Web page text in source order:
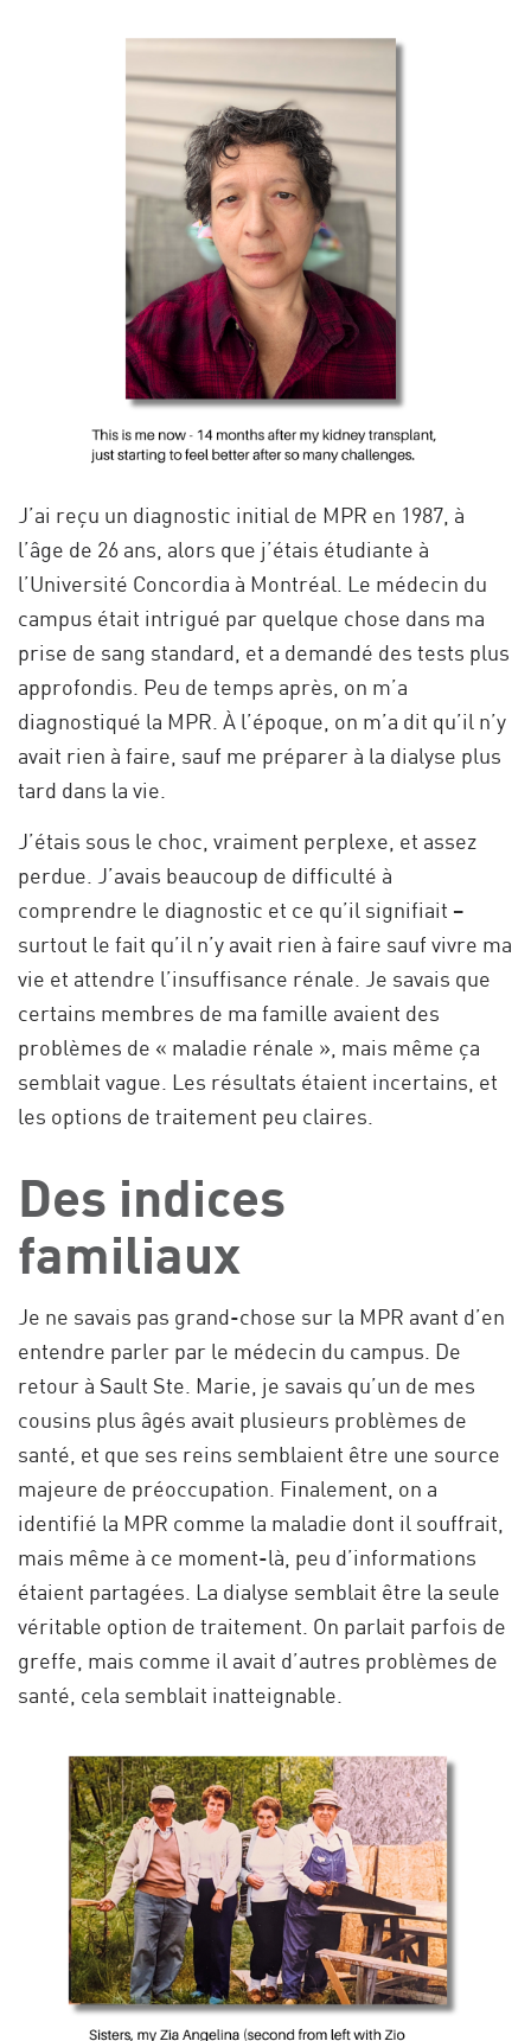
J’ai reçu un diagnostic initial de MPR en 1987, à
l’âge de 26 ans, alors que j’étais étudiante à
l’Université Concordia à Montréal. Le médecin du
campus était intrigué par quelque chose dans ma
prise de sang standard, et a demandé des tests plus
approfondis. Peu de temps après, on m’a
diagnostiqué la MPR. À l’époque, on m’a dit qu’il n’y
avait rien à faire, sauf me préparer à la dialyse plus
tard dans la vie.
J’étais sous le choc, vraiment perplexe, et assez
perdue. J’avais beaucoup de difficulté à
comprendre le diagnostic et ce qu’il signifiait –
surtout le fait qu’il n’y avait rien à faire sauf vivre ma
vie et attendre l’insuffisance rénale. Je savais que
certains membres de ma famille avaient des
problèmes de « maladie rénale », mais même ça
semblait vague. Les résultats étaient incertains, et
les options de traitement peu claires.
Des indices
familiaux
Je ne savais pas grand-chose sur la MPR avant d’en
entendre parler par le médecin du campus. De
retour à Sault Ste. Marie, je savais qu’un de mes
cousins plus âgés avait plusieurs problèmes de
santé, et que ses reins semblaient être une source
majeure de préoccupation. Finalement, on a
identifié la MPR comme la maladie dont il souffrait,
mais même à ce moment-là, peu d’informations
étaient partagées. La dialyse semblait être la seule
véritable option de traitement. On parlait parfois de
greffe, mais comme il avait d’autres problèmes de
santé, cela semblait inatteignable.